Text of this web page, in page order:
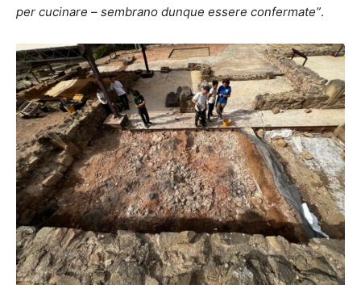
per cucinare – sembrano dunque essere confermate”.